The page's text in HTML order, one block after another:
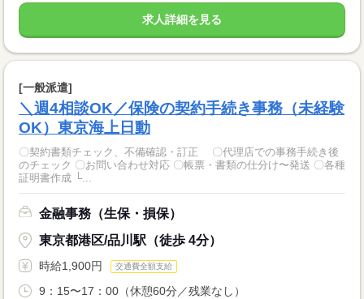
求人詳細を見る
[一般派遣]
＼週4相談OK／保険の契約手続き事務（未経験
OK）東京海上日動
〇契約書類チェック、不備確認・訂正 〇代理店での事務手続き後
のチェック 〇お問い合わせ対応 〇帳票・書類の仕分け〜発送 〇各種
証明書作成 └...
金融事務（生保・損保）
東京都港区/品川駅（徒歩 4分）
時給1,900円 交通費全額支給
9：15〜17：00（休憩60分／残業なし）